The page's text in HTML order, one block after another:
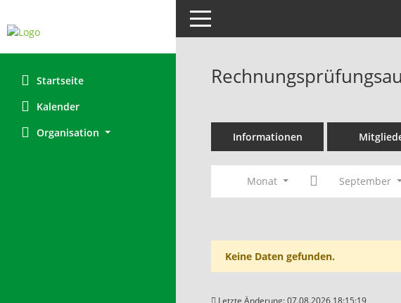
Startseite
Kalender
Organisation
Toggle navigation
Informationen
Monat September
Keine Daten gefunden.
Letzte Änderung: 07.08.2026 18:15:19